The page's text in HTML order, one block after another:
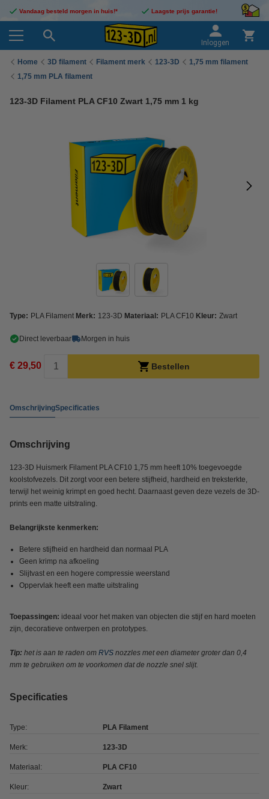
Vandaag besteld morgen in huis!* Laagste prijs garantie!
Inloggen
Home 3D filament Filament merk 123-3D
1,75 mm filament
1,75 mm PLA filament
123-3D Filament PLA CF10 Zwart 1,75 mm 1 kg
Type: PLA Filament Merk: 123-3D Materiaal: PLA CF10 Kleur: Zwart
Direct leverbaar Morgen in huis
€ 29,50 Bestellen
OmschrijvingSpecificaties
Omschrijving
123-3D Huismerk Filament PLA CF10 1,75 mm heeft 10% toegevoegde
koolstofvezels. Dit zorgt voor een betere stijfheid, hardheid en treksterkte,
terwijl het weinig krimpt en goed hecht. Daarnaast geven deze vezels de 3D-
prints een matte uitstraling.
Belangrijkste kenmerken:
Betere stijfheid en hardheid dan normaal PLA
Geen krimp na afkoeling
Slijtvast en een hogere compressie weerstand
Oppervlak heeft een matte uitstraling
Toepassingen: ideaal voor het maken van objecten die stijf en hard moeten
zijn, decoratieve ontwerpen en prototypes.
Tip: het is aan te raden om RVS nozzles met een diameter groter dan 0,4
mm te gebruiken om te voorkomen dat de nozzle snel slijt.
Specificaties
Type: PLA Filament
Merk: 123-3D
Materiaal: PLA CF10
Kleur: Zwart